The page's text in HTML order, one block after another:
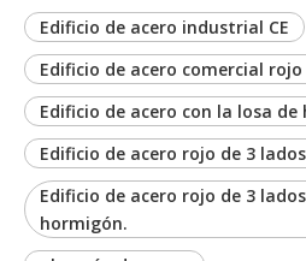
Edificio de acero industrial CE
Edificio de acero comercial rojo
Edificio de acero con la losa
Edificio de acero rojo de 3
Edificio de acero rojo de 3
hormigón.